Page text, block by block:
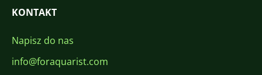
KONTAKT
Napisz do nas
info@foraquarist.com